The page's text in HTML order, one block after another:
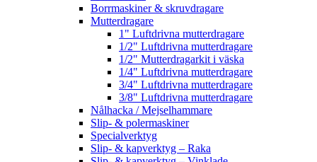
Borrmaskiner & skruvdragare
Mutterdragare
1" Luftdrivna mutterdragare
1/2" Luftdrivna mutterdragare
1/2" Mutterdragarkit i väska
1/4" Luftdrivna mutterdragare
3/4" Luftdrivna mutterdragare
3/8" Luftdrivna mutterdragare
Nålhacka / Mejselhammare
Slip- & polermaskiner
Specialverktyg
Slip- & kapverktyg – Raka